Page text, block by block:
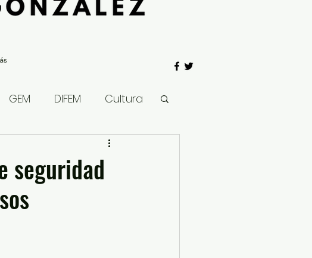
GEM DIFEM Cultura
seguridad